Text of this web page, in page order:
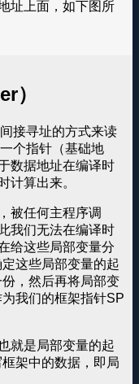
址上面，如下图所
）
接寻址的方式来读
个指针（基础地
数据地址在编译时
计算出来。
被任何主程序调
我们无法在编译时
给这些局部变量分
这些局部变量的起
，然后再将局部变
我们的框架指针SP
就是局部变量的起
架中的数据，即局